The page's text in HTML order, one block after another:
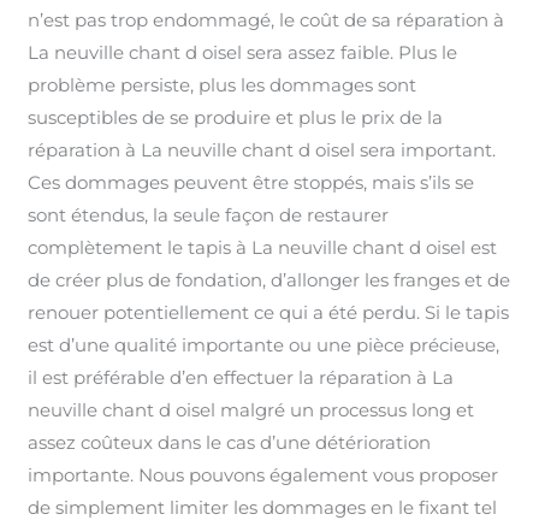
n’est pas trop endommagé, le coût de sa réparation à
La neuville chant d oisel sera assez faible. Plus le
problème persiste, plus les dommages sont
susceptibles de se produire et plus le prix de la
réparation à La neuville chant d oisel sera important.
Ces dommages peuvent être stoppés, mais s’ils se
sont étendus, la seule façon de restaurer
complètement le tapis à La neuville chant d oisel est
de créer plus de fondation, d’allonger les franges et de
renouer potentiellement ce qui a été perdu. Si le tapis
est d’une qualité importante ou une pièce précieuse,
il est préférable d’en effectuer la réparation à La
neuville chant d oisel malgré un processus long et
assez coûteux dans le cas d’une détérioration
importante. Nous pouvons également vous proposer
de simplement limiter les dommages en le fixant tel